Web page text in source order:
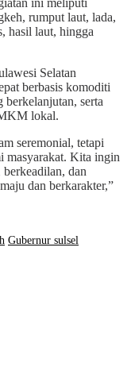
ini meliputi
rumput laut, lada,
hasil laut, hingga
Selatan
berbasis komoditi
berkelanjutan, serta
lokal.
seremonial, tetapi
masyarakat. Kita ingin
berkeadilan, dan
dan berkarakter,”
Gubernur sulsel